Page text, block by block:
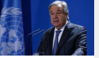
Lifeng’in görüşmesi,
Trump’ın “sürdürülemez”
dediği yüzde 100 gümrük
vergileri öncesi kritik önem
taşıyor.